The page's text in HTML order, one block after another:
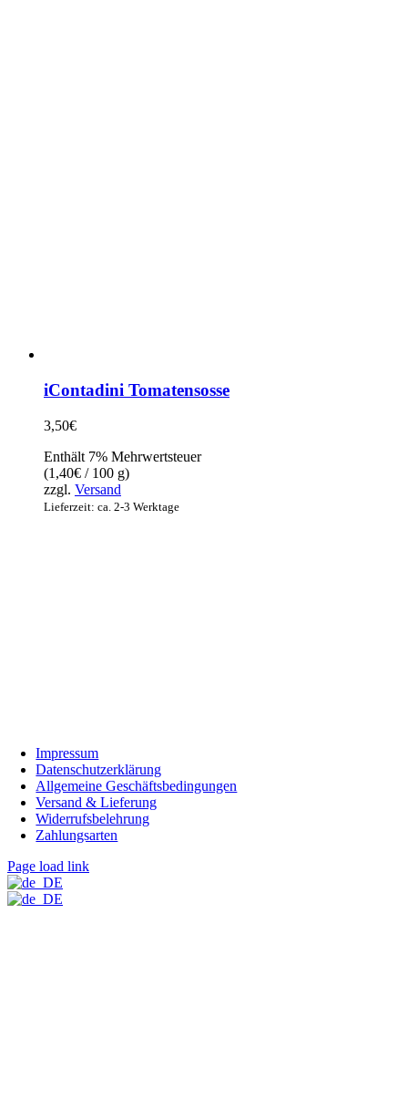
iContadini Tomatensosse
3,50€
Enthält 7% Mehrwertsteuer
(1,40€ / 100 g)
zzgl. Versand
Lieferzeit: ca. 2-3 Werktage
Impressum
Datenschutzerklärung
Allgemeine Geschäftsbedingungen
Versand & Lieferung
Widerrufsbelehrung
Zahlungsarten
Page load link